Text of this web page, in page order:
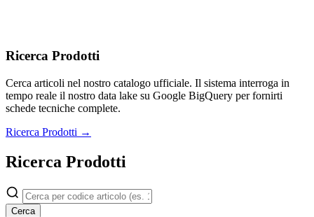
Ricerca Prodotti
Cerca articoli nel nostro catalogo ufficiale. Il sistema interroga in
tempo reale il nostro data lake su Google BigQuery per fornirti
schede tecniche complete.
Ricerca Prodotti →
Ricerca Prodotti
Cerca